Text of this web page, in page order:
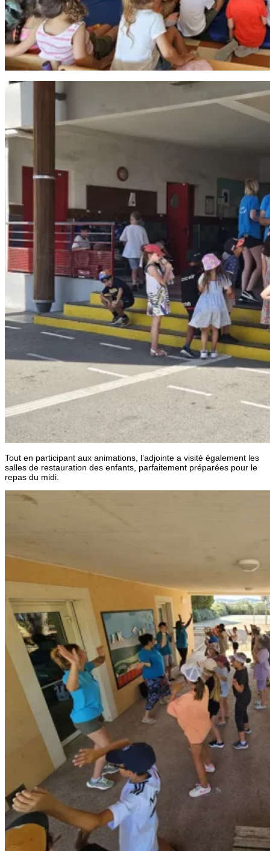
Tout en participant aux animations, l’adjointe a visité également les
salles de restauration des enfants, parfaitement préparées pour le
repas du midi.